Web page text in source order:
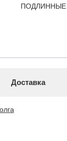
ПОДЛИННЫЕ
Доставка